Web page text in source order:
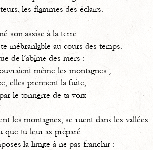
les flammes des éclairs.
son assise à la terre :
inébranlable au cours des temps.
de l’abîme des mers :
même les montagnes ;
elles prennent la fuite,
le tonnerre de ta voix.
les montagnes, se ruent dans les vallées
que tu leur as préparé.
la limite à ne pas franchir :